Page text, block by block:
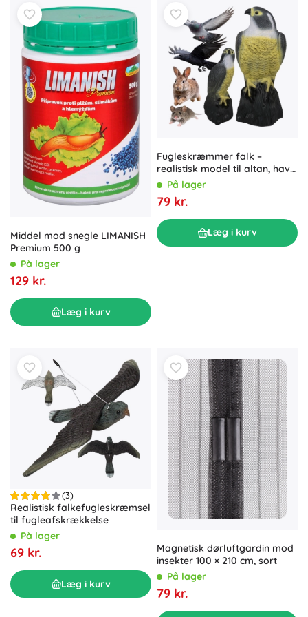
Middel mod snegle LIMANISH
Premium 500 g
På lager
129 kr.
Læg i kurv
Fugleskræmmer falk –
realistisk model til altan, have
og frugtplantager
På lager
79 kr.
Læg i kurv
(3)
Realistisk falkefugleskræmsel
til fugleafskrækkelse
På lager
69 kr.
Læg i kurv
Magnetisk dørluftgardin mod
insekter 100 × 210 cm, sort
På lager
79 kr.